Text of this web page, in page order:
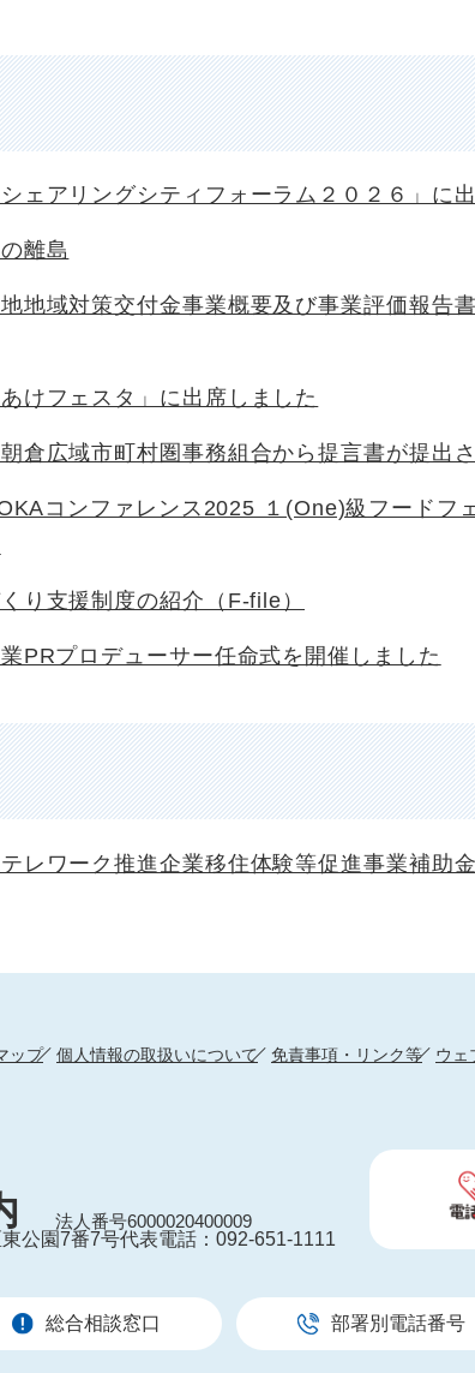
シェアリングシティフォーラム２０２６」に
離島
地域対策交付金事業概要及び事業評価報告
あけフェスタ」に出席しました
倉広域市町村圏事務組合から提言書が提出
コンファレンス2025 １(One)級フードフ
り支援制度の紹介（F-file）
PRプロデューサー任命式を開催しました
レワーク推進企業移住体験等促進事業補助金
ップ 個人情報の取扱いについて 免責事項・リンク等 ウェ
法人番号6000020400009
公園7番7号代表電話：092-651-1111
総合相談窓口 部署別電話番号